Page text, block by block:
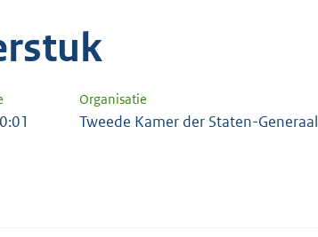
Organisatie
Tweede Kamer der Staten-Generaal